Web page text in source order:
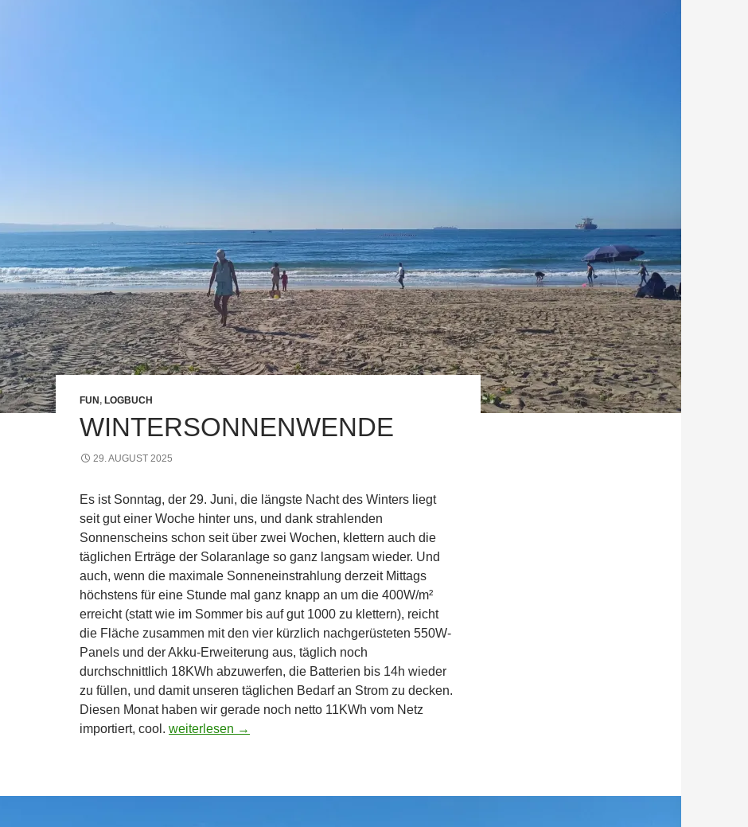
FUN , LOGBUCH
WINTERSONNENWENDE
29. AUGUST 2025
Es ist Sonntag, der 29. Juni, die längste Nacht des Winters liegt
seit gut einer Woche hinter uns, und dank strahlenden
Sonnenscheins schon seit über zwei Wochen, klettern auch die
täglichen Erträge der Solaranlage so ganz langsam wieder. Und
auch, wenn die maximale Sonneneinstrahlung derzeit Mittags
höchstens für eine Stunde mal ganz knapp an um die 400W/m²
erreicht (statt wie im Sommer bis auf gut 1000 zu klettern), reicht
die Fläche zusammen mit den vier kürzlich nachgerüsteten 550W-
Panels und der Akku-Erweiterung aus, täglich noch
durchschnittlich 18KWh abzuwerfen, die Batterien bis 14h wieder
zu füllen, und damit unseren täglichen Bedarf an Strom zu decken.
Diesen Monat haben wir gerade noch netto 11KWh vom Netz
importiert, cool. Wintersonnenwende
weiterlesen →